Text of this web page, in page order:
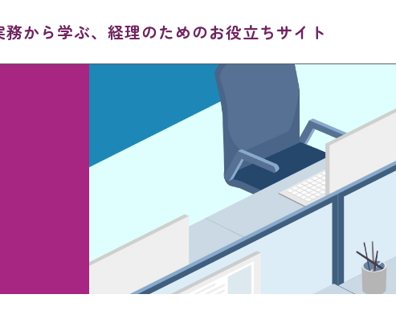
から学ぶ、 経理のためのお役立ちサイト